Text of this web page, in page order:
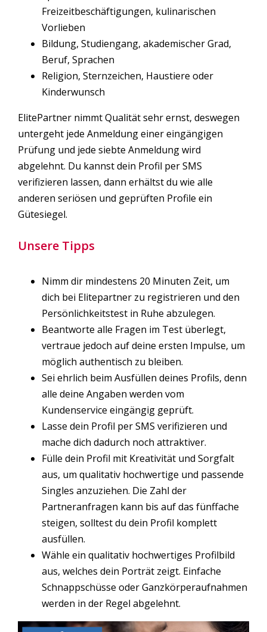
Freizeitbeschäftigungen, kulinarischen
Vorlieben
Bildung, Studiengang, akademischer Grad,
Beruf, Sprachen
Religion, Sternzeichen, Haustiere oder
Kinderwunsch
ElitePartner nimmt Qualität sehr ernst, deswegen
untergeht jede Anmeldung einer eingängigen
Prüfung und jede siebte Anmeldung wird
abgelehnt. Du kannst dein Profil per SMS
verifizieren lassen, dann erhältst du wie alle
anderen seriösen und geprüften Profile ein
Gütesiegel.
Unsere Tipps
Nimm dir mindestens 20 Minuten Zeit, um
dich bei Elitepartner zu registrieren und den
Persönlichkeitstest in Ruhe abzulegen.
Beantworte alle Fragen im Test überlegt,
vertraue jedoch auf deine ersten Impulse, um
möglich authentisch zu bleiben.
Sei ehrlich beim Ausfüllen deines Profils, denn
alle deine Angaben werden vom
Kundenservice eingängig geprüft.
Lasse dein Profil per SMS verifizieren und
mache dich dadurch noch attraktiver.
Fülle dein Profil mit Kreativität und Sorgfalt
aus, um qualitativ hochwertige und passende
Singles anzuziehen. Die Zahl der
Partneranfragen kann bis auf das fünffache
steigen, solltest du dein Profil komplett
ausfüllen.
Wähle ein qualitativ hochwertiges Profilbild
aus, welches dein Porträt zeigt. Einfache
Schnappschüsse oder Ganzkörperaufnahmen
werden in der Regel abgelehnt.